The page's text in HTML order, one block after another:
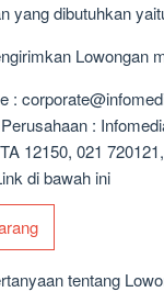
yang dibutuhkan
Lowongan
:
:
12150, 021
di bawah ini
tentang